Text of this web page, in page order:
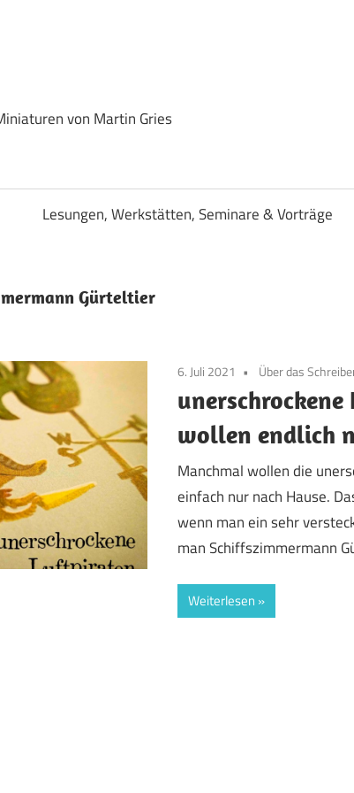
von Martin Gries
Lesungen, Werkstätten, Seminare & Vorträge
Gürteltier
6. Juli 2021 Über das
wollen endlich
Manchmal wollen die
einfach nur nach Hause.
wenn man ein sehr
man Schiffszimmermann
Weiterlesen